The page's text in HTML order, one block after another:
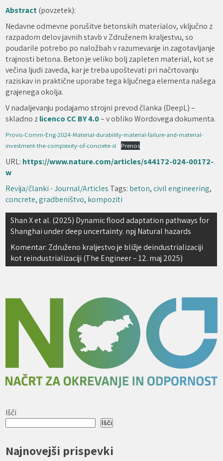
Abstract(povzetek):
Nedavne odmevne porušitve betonskih materialov, vključno z
razpadom delov javnih stavb v Združenem kraljestvu, so
poudarile potrebo po naložbah v razumevanje in zagotavljanje
trajnosti betona. Beton je veliko bolj zapleten material, kot se
večina ljudi zaveda, kar je treba upoštevati pri načrtovanju
raziskav in praktične uporabe tega ključnega elementa našega
grajenega okolja.
V nadaljevanju podajamo strojni prevod članka (DeepL) –
skladno zlicenco CC BY 4.0– v obliko Wordovega dokumenta.
Provis-Comm-Eng-2024-Material-durability-material-failure-and-material-
investment-the-complexity-of-concrete-sl
Prenos
URL: https://www.nature.com/articles/s44172-024-00172-
w
Revija/članki - Journal/Articles Tags: beton,civil engineering,
concrete,gradbeništvo, kompoziti
Navigacija
prispevka
Shan X et al. (2025) Dynamic flood adaptation pathways for
Shanghai under deep uncertainty. npj Natural hazards
Komentar: Združeno kraljestvo je bližje deindustrializaciji
kot reindustrializaciji (The Engineer – 12. maj 2025)
Išči
Išči
Najnovejši prispevki